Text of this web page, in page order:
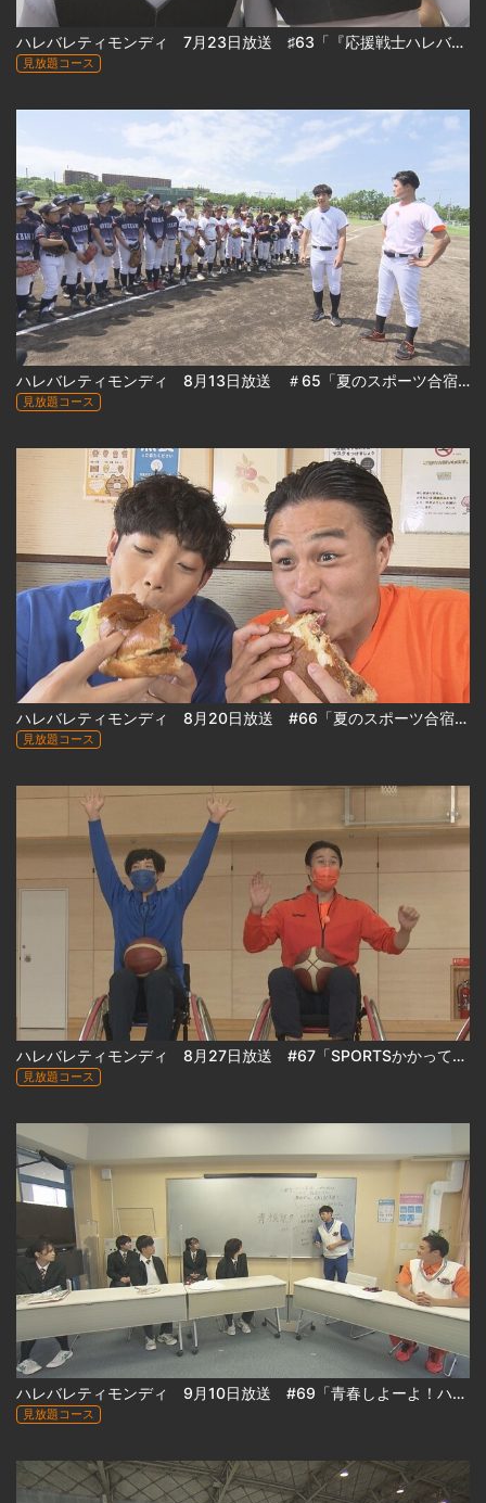
ハレバレティモンディ 7月23日放送 ♯63「『応援戦士ハレバレブレイバー』スペシャル」
見放題コース
ハレバレティモンディ 8月13日放送 ＃65「夏のスポーツ合宿 in 稚内②」
見放題コース
ハレバレティモンディ 8月20日放送 #66「夏のスポーツ合宿 in 稚内③」
見放題コース
ハレバレティモンディ 8月27日放送 #67「SPORTSかかってこい！車いすバスケットボール編」
見放題コース
ハレバレティモンディ 9月10日放送 #69「青春しよーよ！ハレバレ学園 in 函館大谷高校(後編)」
見放題コース